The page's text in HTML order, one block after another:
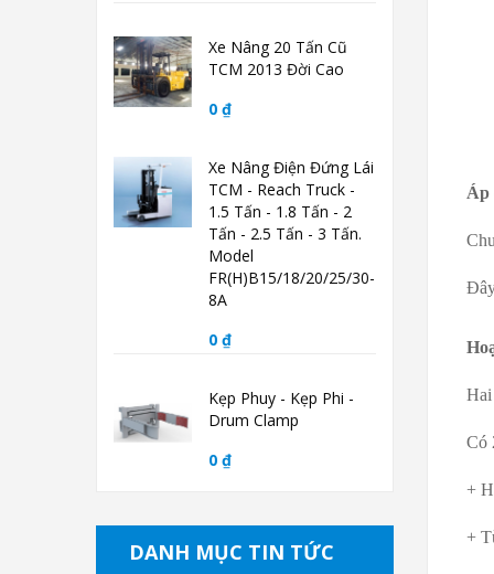
Xe Nâng 20 Tấn Cũ
TCM 2013 Đời Cao
0 ₫
Xe Nâng Điện Đứng Lái
TCM - Reach Truck -
1.5 Tấn - 1.8 Tấn - 2
Tấn - 2.5 Tấn - 3 Tấn.
Model
FR(H)B15/18/20/25/30-
8A
0 ₫
Kẹp Phuy - Kẹp Phi -
Drum Clamp
0 ₫
DANH MỤC TIN TỨC
Áp
Hai
Có
+
+